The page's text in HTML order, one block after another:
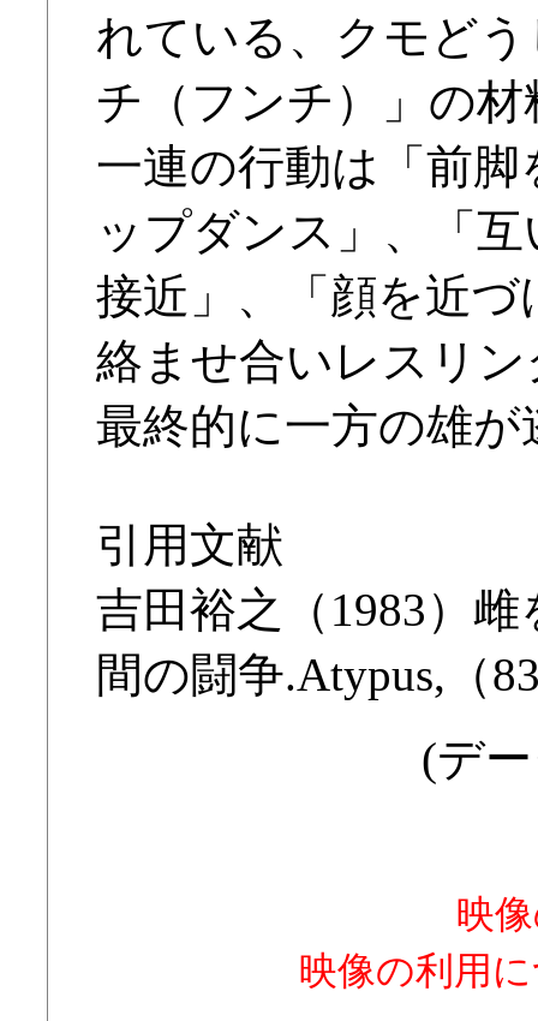
れている、クモど
チ（フンチ）」の
一連の行動は「前
ップダンス」、「
接近」、「顔を近
絡ませ合いレスリ
最終的に一方の雄が
引用文献
吉田裕之（1983）
間の闘争.Atypus,（
(デ
映
映像の利用